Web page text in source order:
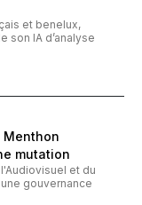
et benelux,
son IA d’analyse
Menthon
mutation
et du
gouvernance